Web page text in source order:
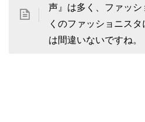
声』は多く、ファッ
くのファッショニス
は間違いないですね。